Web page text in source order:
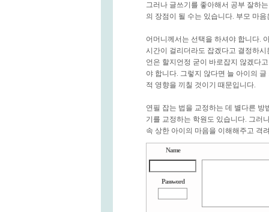
그러나 글쓰기를 좋아해서 공부 잘하
의 장점이 될 수는 있습니다. 부모 마
어머니께서는 선택을 하셔야 합니다.
시간이 걸리더라도 잡겠다고 결정하
언은 할지언정 굳이 바로잡지 않겠다
야 합니다. 그렇지 않다면 늘 아이의
적 영향을 끼칠 것이기 때문입니다.
연필 잡는 법을 교정하는 데 별다른 방
기를 교정하는 학원도 있습니다. 그러
속 상한 아이의 마음을 이해해주고 격
Name
Password